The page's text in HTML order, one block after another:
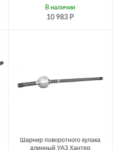
10 983 Р
В наличии
Шарнир поворотного кулака
длинный УАЗ Хантер